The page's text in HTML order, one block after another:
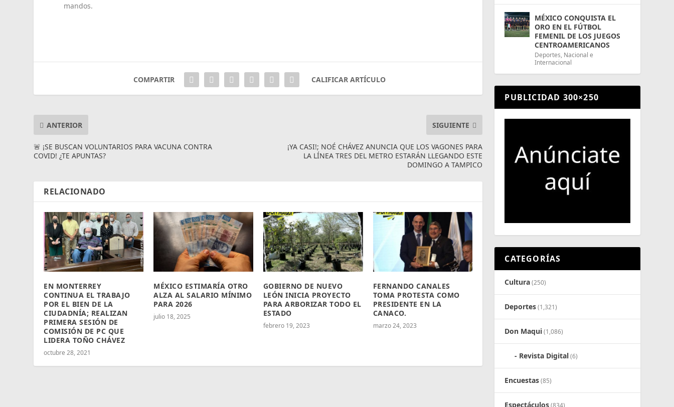
mandos.
COMPARTIR CALIFICAR ARTÍCULO
ANTERIOR
🚨 ¡SE BUSCAN VOLUNTARIOS PARA VACUNA CONTRA
COVID! ¿TE APUNTAS?
SIGUIENTE
¡YA CASI!; NOÉ CHÁVEZ ANUNCIA QUE LOS VAGONES PARA
LA LÍNEA TRES DEL METRO ESTARÁN LLEGANDO ESTE
DOMINGO A TAMPICO
RELACIONADO
EN MONTERREY
CONTINUA EL TRABAJO
POR EL BIEN DE LA
CIUDADNÍA; REALIZAN
PRIMERA SESIÓN DE
COMISIÓN DE PC QUE
LIDERA TOÑO CHÁVEZ
octubre 28, 2021
MÉXICO ESTIMARÍA OTRO
ALZA AL SALARIO MÍNIMO
PARA 2026
julio 18, 2025
GOBIERNO DE NUEVO
LEÓN INICIA PROYECTO
PARA ARBORIZAR TODO EL
ESTADO
febrero 19, 2023
FERNANDO CANALES
TOMA PROTESTA COMO
PRESIDENTE EN LA
CANACO.
marzo 24, 2023
MÉXICO CONQUISTA EL
ORO EN EL FÚTBOL
FEMENIL DE LOS JUEGOS
CENTROAMERICANOS
Deportes, Nacional e
Internacional
PUBLICIDAD 300×250
CATEGORÍAS
Cultura(250)
Deportes(1,321)
Don Maqui(1,086)
Revista Digital(6)
Encuestas(85)
Espectáculos